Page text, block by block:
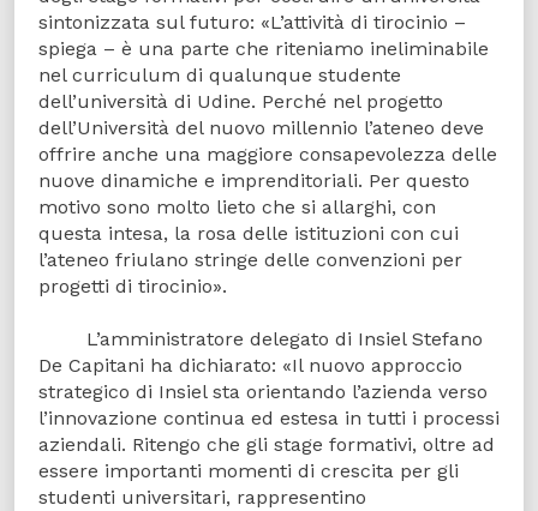
sintonizzata sul futuro: «L’attività di tirocinio –
spiega – è una parte che riteniamo ineliminabile
nel curriculum di qualunque studente
dell’università di Udine. Perché nel progetto
dell’Università del nuovo millennio l’ateneo deve
offrire anche una maggiore consapevolezza delle
nuove dinamiche e imprenditoriali. Per questo
motivo sono molto lieto che si allarghi, con
questa intesa, la rosa delle istituzioni con cui
l’ateneo friulano stringe delle convenzioni per
progetti di tirocinio».
L’amministratore delegato di Insiel Stefano
De Capitani ha dichiarato: «Il nuovo approccio
strategico di Insiel sta orientando l’azienda verso
l’innovazione continua ed estesa in tutti i processi
aziendali. Ritengo che gli stage formativi, oltre ad
essere importanti momenti di crescita per gli
studenti universitari, rappresentino